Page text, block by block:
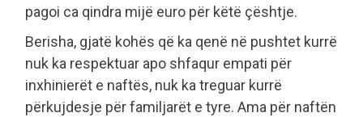
pagoi ca qindra mijë euro për këtë çështje.
Berisha, gjatë kohës që ka qenë në pushtet kurrë
nuk ka respektuar apo shfaqur empati për
inxhinierët e naftës, nuk ka treguar kurrë
përkujdesje për familjarët e tyre. Ama për naftën